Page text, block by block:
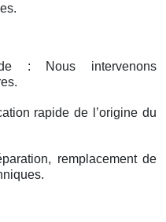
: Nous intervenons
rapide de l’origine du
remplacement de